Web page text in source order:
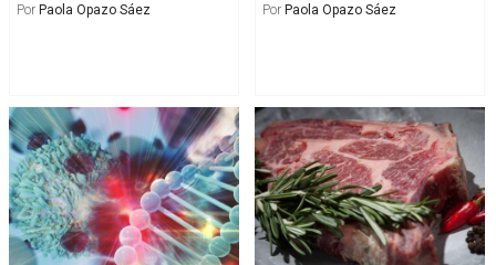
Por Paola Opazo Sáez Por Paola Opazo Sáez